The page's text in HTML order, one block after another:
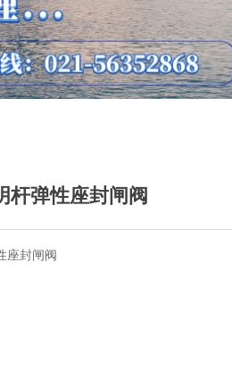
杆弹性座封闸阀
座封闸阀